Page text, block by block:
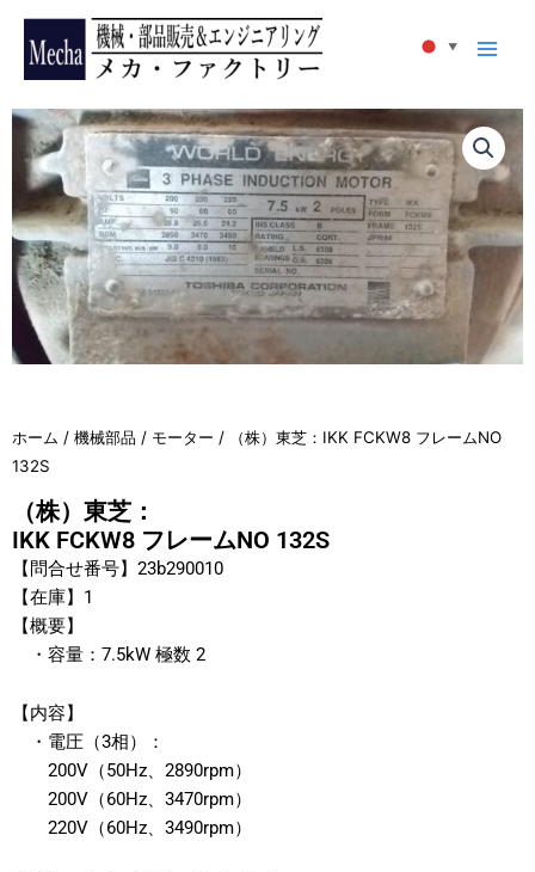
ホーム / 機械部品 / モーター / （株）東芝：IKK FCKW8 フレームNO
132S
（株）東芝：
IKK FCKW8 フレームNO 132S
【問合せ番号】23b290010
【在庫】1
【概要】
・容量：7.5kW 極数 2
【内容】
・電圧（3相）：
200V（50Hz、2890rpm）
200V（60Hz、3470rpm）
220V（60Hz、3490rpm）
▼